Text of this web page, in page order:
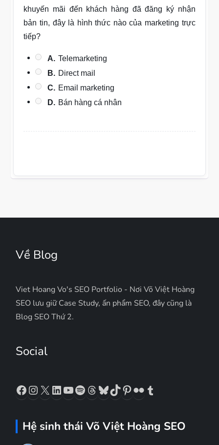
khuyến mãi đến khách hàng đã đăng ký nhận
bản tin, đây là hình thức nào của marketing trực
tiếp?
A. Telemarketing
B. Direct mail
C. Email marketing
D. Bán hàng cá nhân
Về Blog
Viet Hoang Vo's SEO Portfolio - Nơi Võ Việt Hoàng
SEO lưu giữ Case Study, ấn phẩm SEO, đây cũng là
Blog SEO Thứ 2.
Social
Facebook
Instagram
X LinkedIn
YouTube
Spotify
Threads
Bluesky
TikTok
Pinterest
Flickr
Hệ sinh thái Võ Việt Hoàng SEO